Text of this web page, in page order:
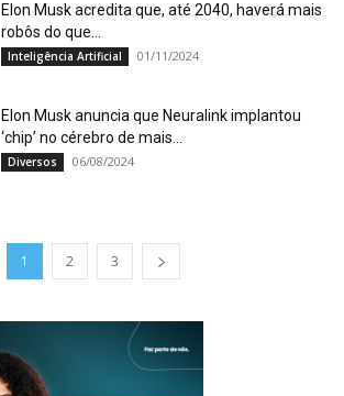
Elon Musk acredita que, até 2040, haverá mais
robôs do que...
Inteligência Artificial 01/11/2024
Elon Musk anuncia que Neuralink implantou
‘chip’ no cérebro de mais...
Diversos 06/08/2024
1 2 3